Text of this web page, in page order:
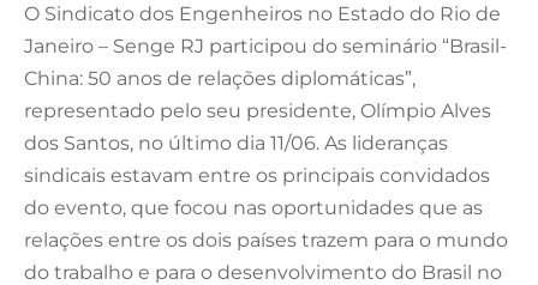
O Sindicato dos Engenheiros no Estado do Rio de
Janeiro – Senge RJ participou do seminário “Brasil-
China: 50 anos de relações diplomáticas”,
representado pelo seu presidente, Olímpio Alves
dos Santos, no último dia 11/06. As lideranças
sindicais estavam entre os principais convidados
do evento, que focou nas oportunidades que as
relações entre os dois países trazem para o mundo
do trabalho e para o desenvolvimento do Brasil no